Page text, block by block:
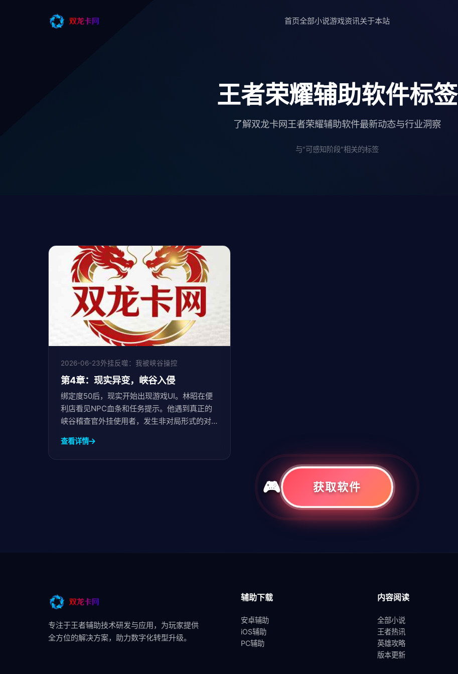
首页全部小说游戏资讯关于本站
王者荣耀辅助软件标签
了解双龙卡网王者荣耀辅助软件最新动态与行业洞察
与"可感知阶段"相关的标签
2026-06-23外挂反噬：我被峡谷操控
第4章：现实异变，峡谷入侵
绑定度50后，现实开始出现游戏UI。林昭在便
利店看见NPC血条和任务提示。他遇到真正的
峡谷稽查官外挂使用者，发生非对局形式的对
查看详情
共1页1条
专注于王者辅助技术研发与应用，为玩家提供
全方位的解决方案，助力数字化转型升级。
辅助下载
安卓辅助
iOS辅助
PC辅助
内容阅读
全部小说
王者热讯
英雄攻略
版本更新
获取软件